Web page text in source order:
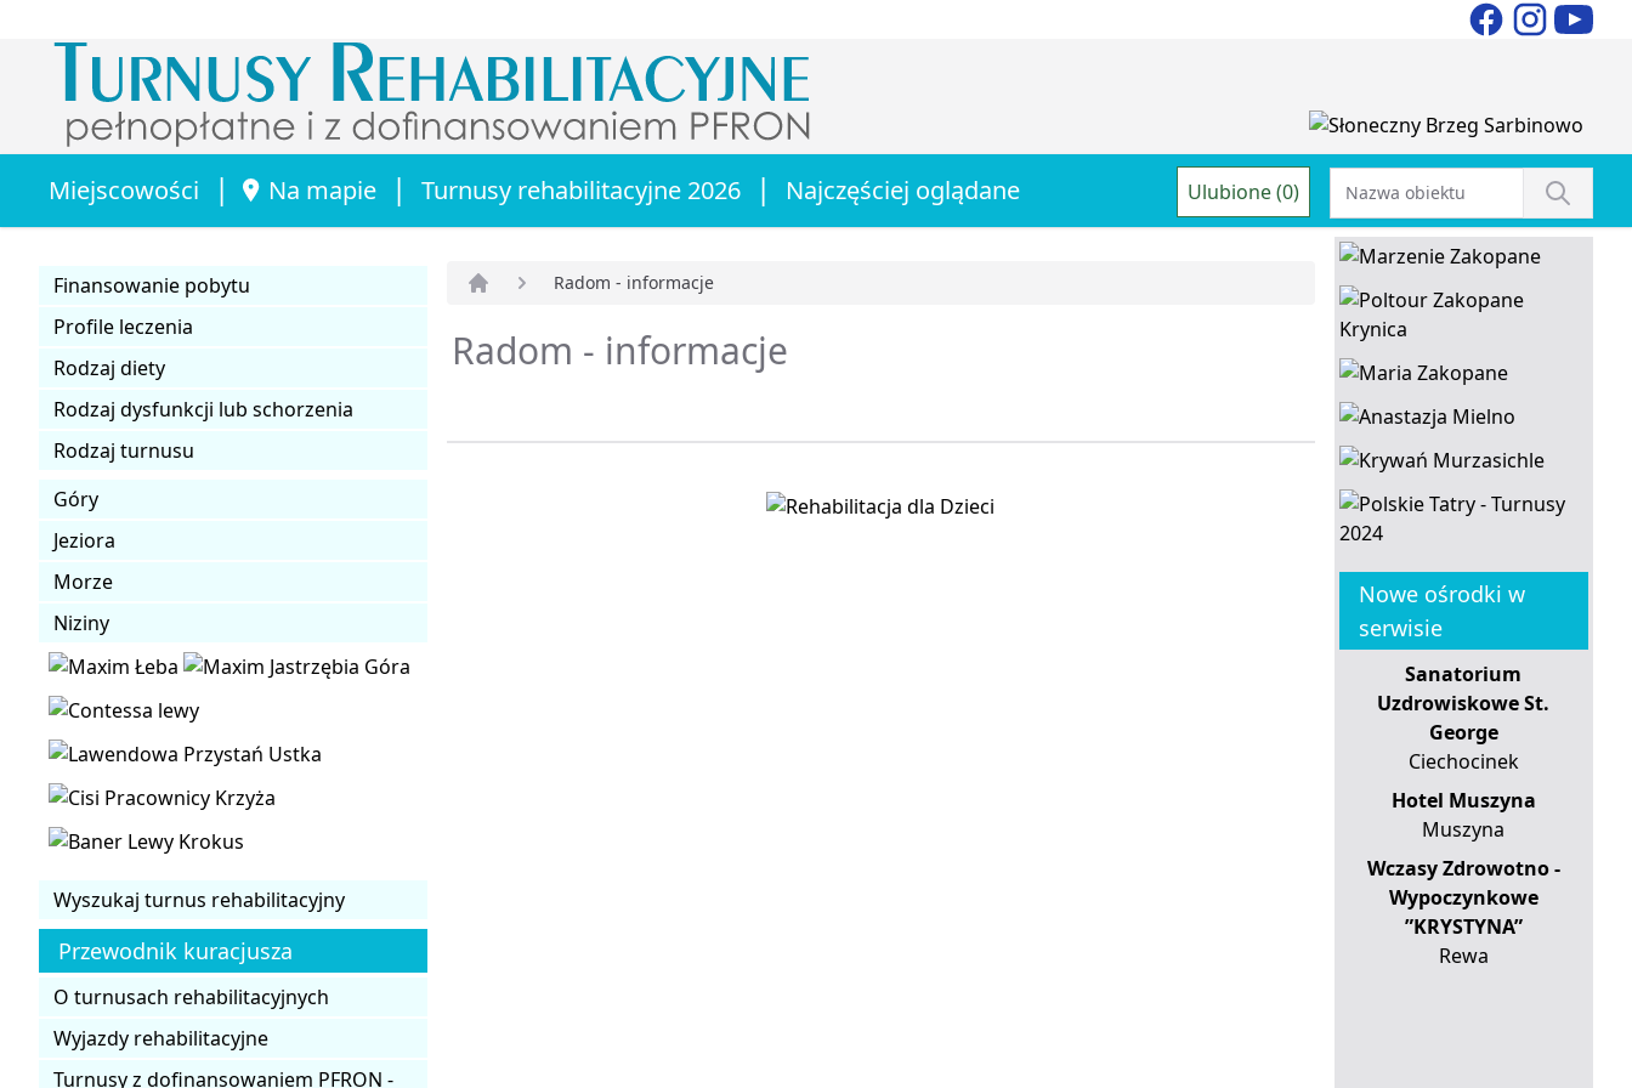
Miejscowości | Na mapie | Turnusy rehabilitacyjne 2026 | Najczęściej oglądane Ulubione (0)
Finansowanie pobytu
Profile leczenia
Rodzaj diety
Rodzaj dysfunkcji lub schorzenia
Rodzaj turnusu
Góry
Jeziora
Morze
Niziny
Wyszukaj turnus rehabilitacyjny
Przewodnik kuracjusza
O turnusach rehabilitacyjnych
Wyjazdy rehabilitacyjne
Turnusy z dofinansowaniem PFRON -
Radom - informacje
Radom - informacje
Nowe ośrodki w
serwisie
Sanatorium
Uzdrowiskowe St.
George
Ciechocinek
Hotel Muszyna
Muszyna
Wczasy Zdrowotno -
Wypoczynkowe
”KRYSTYNA”
Rewa